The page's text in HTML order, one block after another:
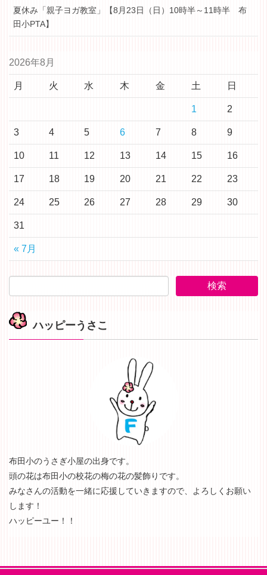
夏休み「親子ヨガ教室」【8月23日（日）10時半～11時半 布
田小PTA】
2026年8月
月 火 水 木 金 土 日
« 7月
1 2
3 4 5 6 7 8 9
10 11 12 13 14 15 16
17 18 19 20 21 22 23
24 25 26 27 28 29 30
31
ハッピーうさこ
布田小のうさぎ小屋の出身です。
頭の花は布田小の校花の梅の花の髪飾りです。
みなさんの活動を一緒に応援していきますので、よろしくお願い
します！
ハッピーユー！！